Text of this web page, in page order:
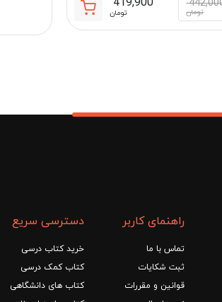
تومان
اصلی:
تومان
فعلی:
راهنمای کاربر
تماس با ما
ثبت شکایات
قوانین و مقررات
دسترسی سریع
خرید کتاب درسی
کتاب کمک درسی
کتاب های دانشگاهی